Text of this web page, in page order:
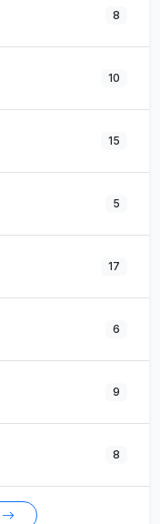
8
10
15
5
17
6
9
8